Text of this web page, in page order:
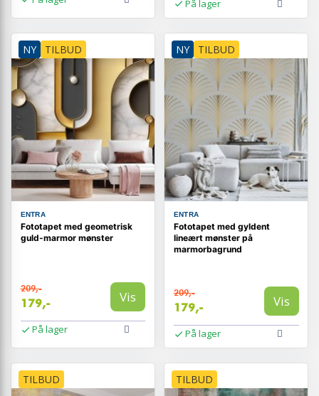
På lager
NY TILBUD
ENTRA
Fototapet med geometrisk
guld-marmor mønster
209,-
179,- Vis
På lager
NY TILBUD
ENTRA
Fototapet med gyldent
lineært mønster på
marmorbagrund
209,-
179,- Vis
På lager
TILBUD TILBUD